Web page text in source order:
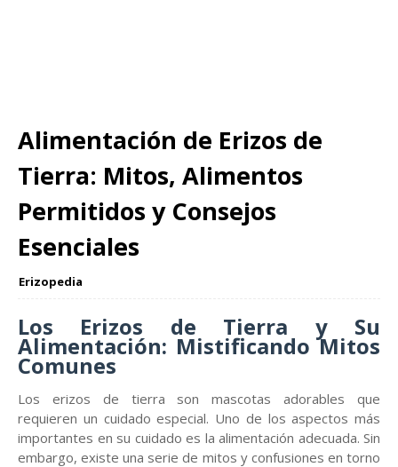
Alimentación de Erizos de
Tierra: Mitos, Alimentos
Permitidos y Consejos
Esenciales
Erizopedia
Los Erizos de Tierra y Su
Alimentación: Mistificando Mitos
Comunes
Los erizos de tierra son mascotas adorables que
requieren un cuidado especial. Uno de los aspectos más
importantes en su cuidado es la alimentación adecuada. Sin
embargo, existe una serie de mitos y confusiones en torno